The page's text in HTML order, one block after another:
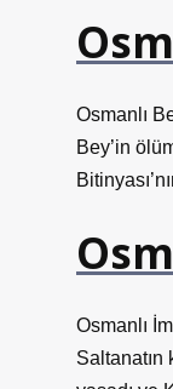
Osmanlı
Bey’in
Osmanlı
Saltanatın